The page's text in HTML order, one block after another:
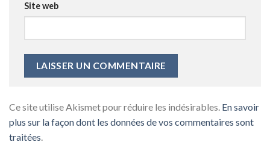
Site web
Ce site utilise Akismet pour réduire les indésirables. En savoir
plus sur la façon dont les données de vos commentaires sont
traitées.